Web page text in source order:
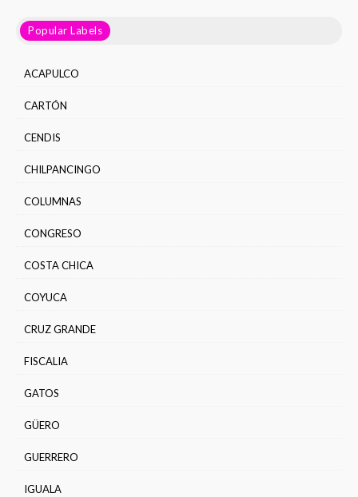
Popular Labels
ACAPULCO
CARTÓN
CENDIS
CHILPANCINGO
COLUMNAS
CONGRESO
COSTA CHICA
COYUCA
CRUZ GRANDE
FISCALIA
GATOS
GÜERO
GUERRERO
IGUALA